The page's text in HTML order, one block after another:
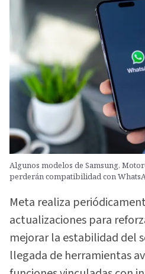
Algunos modelos de Samsung,
perderán compatibilidad con
Meta realiza
actualizaciones para
mejorar la estabilidad del
llegada de herramientas